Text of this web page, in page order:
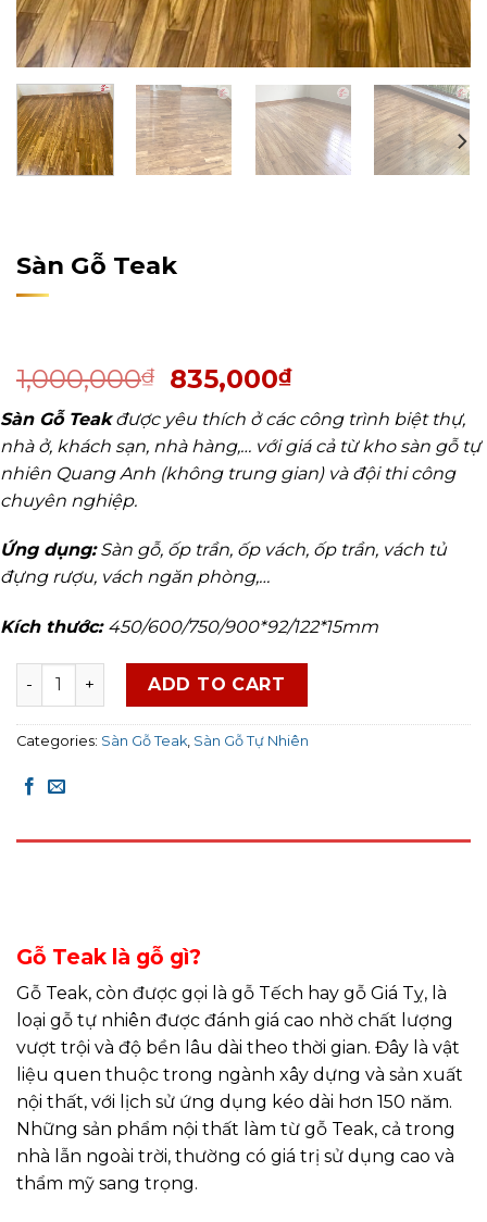
Sàn Gỗ Teak
1,000,000₫ 835,000₫
Sàn Gỗ Teakđược yêu thích ở các công trình biệt thự,
nhà ở, khách sạn, nhà hàng,… với giá cả từ kho sàn gỗ tự
nhiên Quang Anh (không trung gian) và đội thi công
chuyên nghiệp.
Ứng dụng:Sàn gỗ, ốp trần, ốp vách, ốp trần, vách tủ
đựng rượu, vách ngăn phòng,…
Kích thước: 450/600/750/900*92/122*15mm
Sàn Gỗ Teak quantityADD TO CART
Categories: Sàn Gỗ Teak, Sàn Gỗ Tự Nhiên
Gỗ Teak là gỗ gì?
Gỗ Teak, còn được gọi là gỗ Tếch hay gỗ Giá Tỵ, là
loại gỗ tự nhiên được đánh giá cao nhờ chất lượng
vượt trội và độ bền lâu dài theo thời gian. Đây là vật
liệu quen thuộc trong ngành xây dựng và sản xuất
nội thất, với lịch sử ứng dụng kéo dài hơn 150 năm.
Những sản phẩm nội thất làm từ gỗ Teak, cả trong
nhà lẫn ngoài trời, thường có giá trị sử dụng cao và
thẩm mỹ sang trọng.